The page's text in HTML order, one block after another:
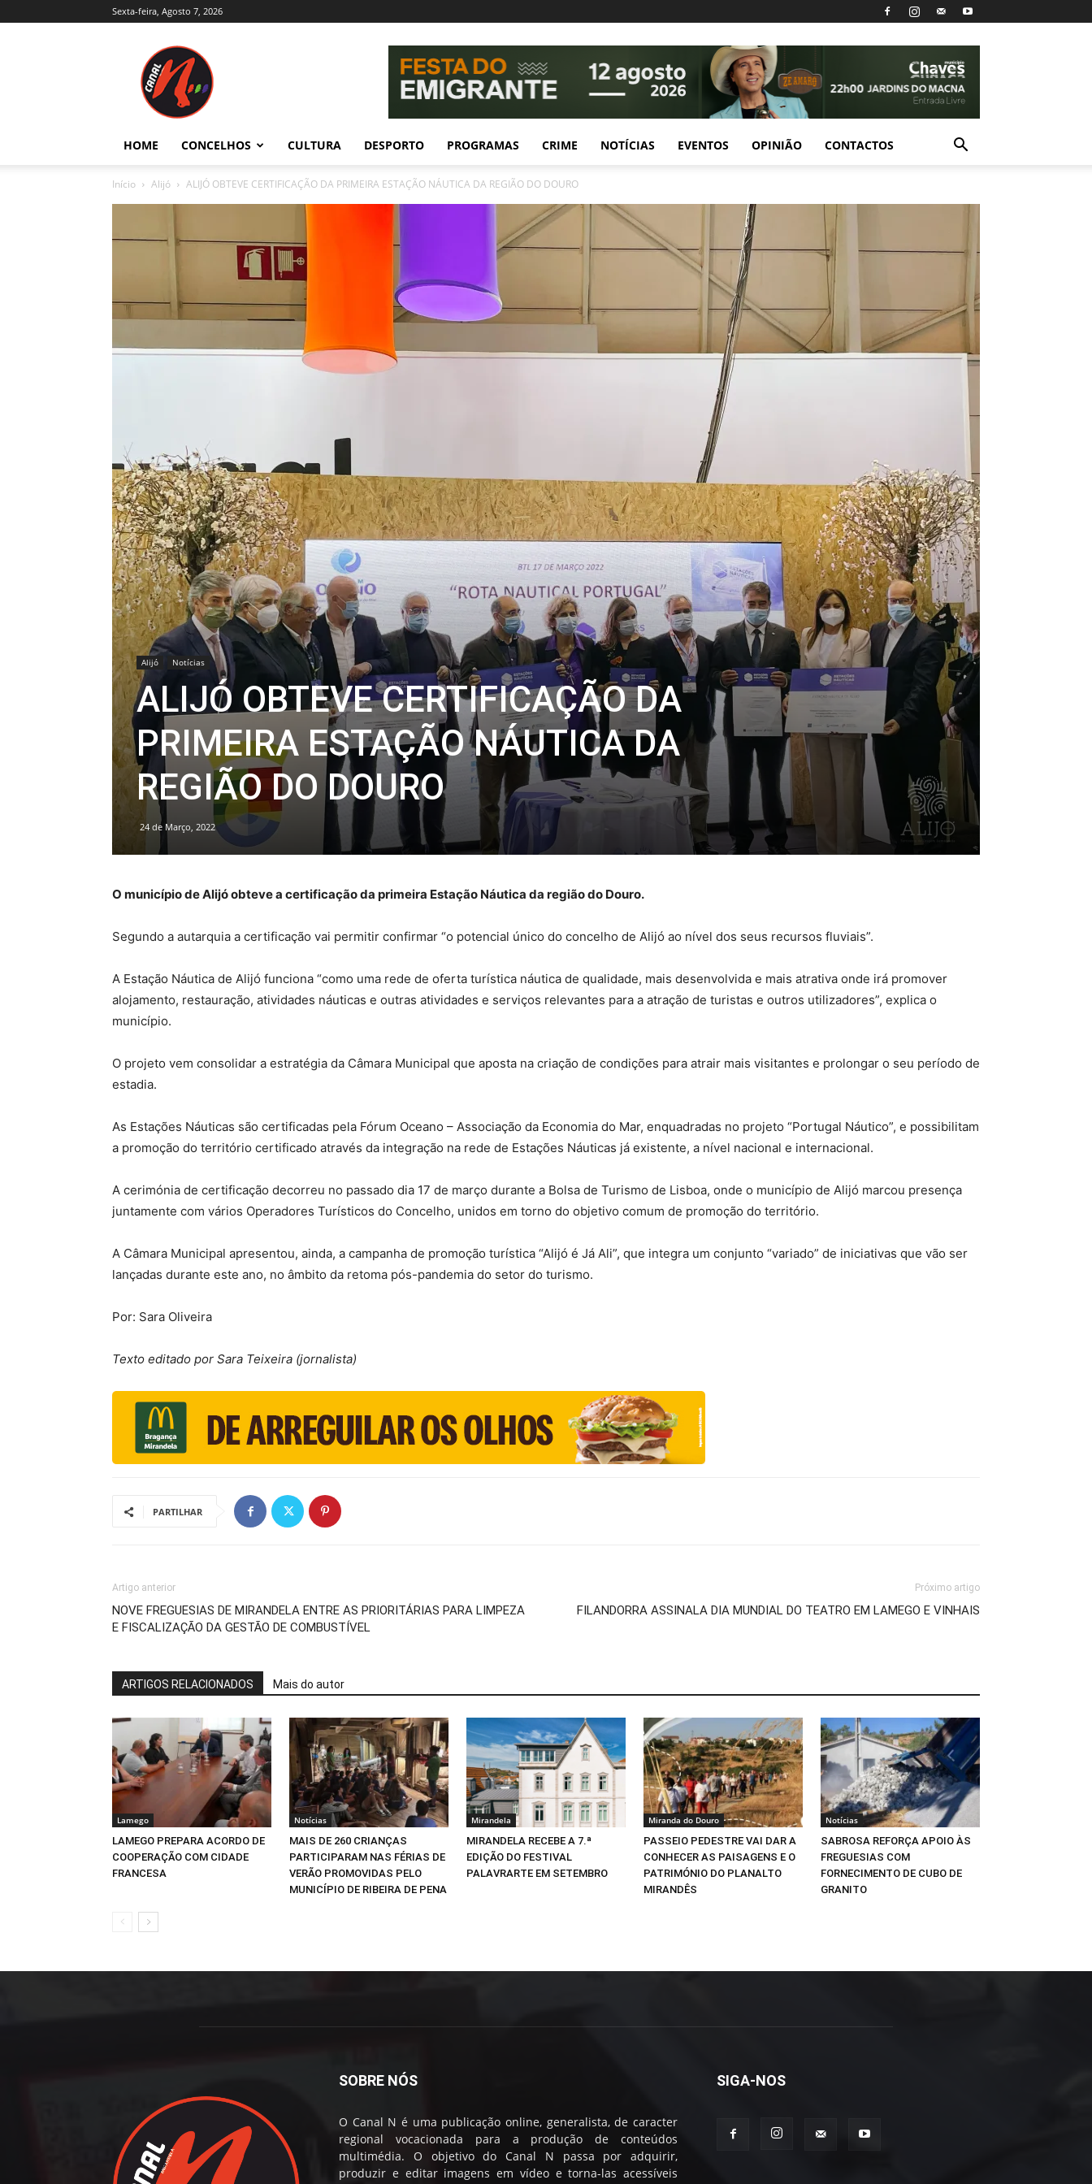
Sexta-feira, Agosto 7, 2026
Trás-
e
Alto
HOME CONCELHOS CULTURA DESPORTO PROGRAMAS CRIME NOTÍCIAS EVENTOS OPINIÃO CONTACTOS
Início Alijó ALIJÓ OBTEVE CERTIFICAÇÃO DA PRIMEIRA ESTAÇÃO NÁUTICA DA REGIÃO DO DOURO
Alijó Notícias
ALIJÓ OBTEVE CERTIFICAÇÃO DA
PRIMEIRA ESTAÇÃO NÁUTICA DA
REGIÃO DO DOURO
24 de Março, 2022
O município de Alijó obteve a certificação da primeira Estação Náutica da região do Douro.
Segundo a autarquia a certificação vai permitir confirmar “o potencial único do concelho de Alijó ao nível dos seus recursos fluviais”.
A Estação Náutica de Alijó funciona “como uma rede de oferta turística náutica de qualidade, mais desenvolvida e mais atrativa onde irá promover
alojamento, restauração, atividades náuticas e outras atividades e serviços relevantes para a atração de turistas e outros utilizadores”, explica o
município.
O projeto vem consolidar a estratégia da Câmara Municipal que aposta na criação de condições para atrair mais visitantes e prolongar o seu período de
estadia.
As Estações Náuticas são certificadas pela Fórum Oceano – Associação da Economia do Mar, enquadradas no projeto “Portugal Náutico”, e possibilitam
a promoção do território certificado através da integração na rede de Estações Náuticas já existente, a nível nacional e internacional.
A cerimónia de certificação decorreu no passado dia 17 de março durante a Bolsa de Turismo de Lisboa, onde o município de Alijó marcou presença
juntamente com vários Operadores Turísticos do Concelho, unidos em torno do objetivo comum de promoção do território.
A Câmara Municipal apresentou, ainda, a campanha de promoção turística “Alijó é Já Ali”, que integra um conjunto “variado” de iniciativas que vão ser
lançadas durante este ano, no âmbito da retoma pós-pandemia do setor do turismo.
Por: Sara Oliveira
Texto editado por Sara Teixeira (jornalista)
PARTILHAR
Artigo anterior
NOVE FREGUESIAS DE MIRANDELA ENTRE AS PRIORITÁRIAS PARA LIMPEZA
E FISCALIZAÇÃO DA GESTÃO DE COMBUSTÍVEL
Próximo artigo
FILANDORRA ASSINALA DIA MUNDIAL DO TEATRO EM LAMEGO E VINHAIS
ARTIGOS RELACIONADOS Mais do autor
Lamego
LAMEGO PREPARA ACORDO DE
COOPERAÇÃO COM CIDADE
FRANCESA
Notícias
MAIS DE 260 CRIANÇAS
PARTICIPARAM NAS FÉRIAS DE
VERÃO PROMOVIDAS PELO
MUNICÍPIO DE RIBEIRA DE PENA
Mirandela
MIRANDELA RECEBE A 7.ª
EDIÇÃO DO FESTIVAL
PALAVRARTE EM SETEMBRO
Miranda do Douro
PASSEIO PEDESTRE VAI DAR A
CONHECER AS PAISAGENS E O
PATRIMÓNIO DO PLANALTO
MIRANDÊS
Notícias
SABROSA REFORÇA APOIO ÀS
FREGUESIAS COM
FORNECIMENTO DE CUBO DE
GRANITO
SOBRE NÓS
O Canal N é uma publicação online, generalista, de caracter
regional vocacionada para a produção de conteúdos
multimédia. O objetivo do Canal N passa por adquirir,
produzir e editar imagens em vídeo e torna-las acessíveis
SIGA-NOS